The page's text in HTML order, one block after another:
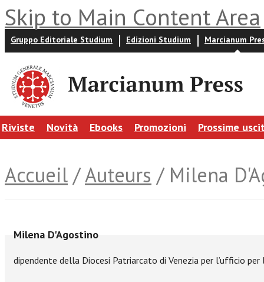
Skip to Main Content Area
Gruppo Editoriale Studium Edizioni Studium Marcianum
Riviste Novità Ebooks Promozioni Prossime
Accueil /Auteurs / Milena
Milena D'Agostino
dipendente della Diocesi Patriarcato di Venezia per l’ufficio